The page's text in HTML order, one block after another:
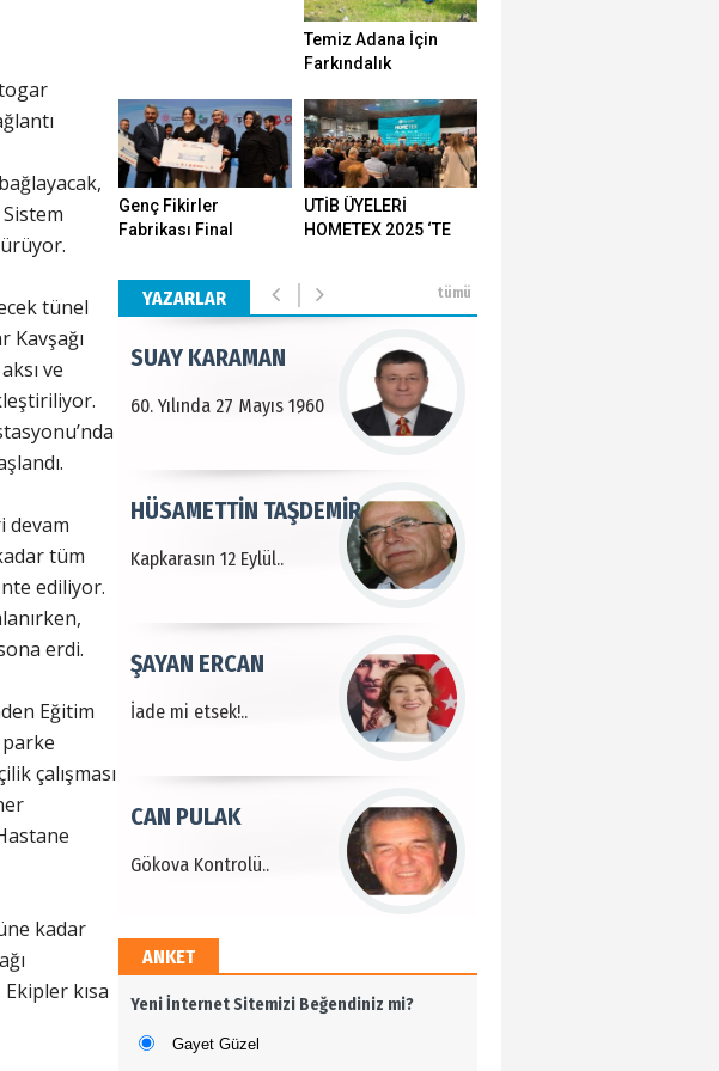
tünel
Kavşağı
ve
devam
tüm
ediliyor.
erdi.
Eğitim
parke
çalışması
kadar
kısa
Temiz Adana İçin
Farkındalık
Genç Fikirler
Fabrikası Final
Gerçekleştirildi
UTİB ÜYELERİ
HOMETEX 2025 ‘TE
YAZARLAR tümü
Görünen Köy
kazanır..
ALI BEKTAN
60. Yılında 27 Mayıs 1960
SUAY KARAMAN
Kapkarasın 12 Eylül..
HÜSAMETTİN TAŞDEMİR
İade mi etsek!..
ŞAYAN ERCAN
Gökova Kontrolü..
CAN PULAK
Değerli Bilim İnsanı Tosun
Terzioğlu'na Saygı..
Dr. MEHMET ÖZDEMİR
ANKET
Yeni İnternet Sitemizi Beğendiniz mi?
Gayet Güzel